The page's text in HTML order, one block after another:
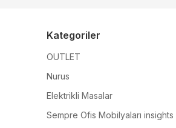
Kategoriler
OUTLET
Nurus
Elektrikli Masalar
Sempre Ofis Mobilyaları insights